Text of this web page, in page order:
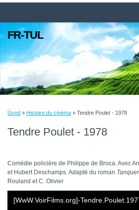
FR-TUL
Úvod » Histoire du cinéma » Tendre Poulet - 1978
Tendre Poulet - 1978
Comédie policière de Philippe de Broca. Avec
et Hubert Deschamps. Adapté du roman
Rouland et C. Olivier